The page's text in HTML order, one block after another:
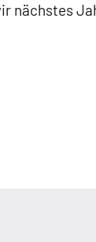
nächstes